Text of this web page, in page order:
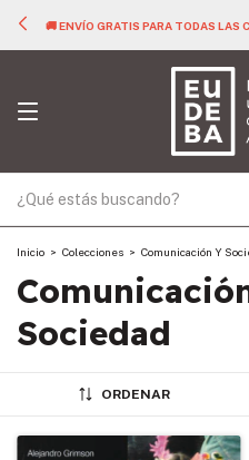
🚚 ENVÍO GRATIS PARA TODAS LAS
Inicio > Colecciones > Comunicación Y
Sociedad
ORDENAR